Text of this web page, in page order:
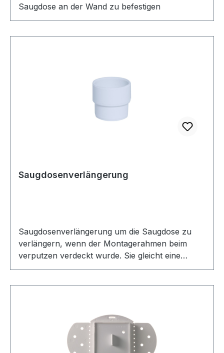
Saugdose an der Wand zu befestigen
Saugdosenverlängerung
Saugdosenverlängerung um die Saugdose zu
verlängern, wenn der Montagerahmen beim
verputzen verdeckt wurde. Sie gleicht eine
Distanz von bis zu 18mm aus. Passend für PVC 2